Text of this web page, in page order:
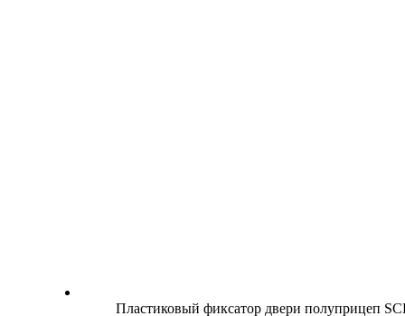
Пластиковый фиксатор двери полуприцеп